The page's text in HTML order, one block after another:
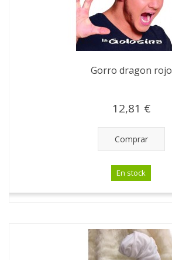
Gorro dragon rojo
12,81 €
Comprar
En stock